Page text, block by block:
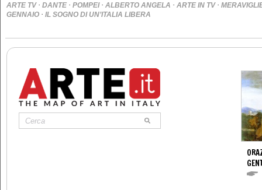
ARTE TV· DANTE · POMPEI· ALBERTO ANGELA · ARTE IN TV·
GENNAIO · IL SOGNO DI UN’ITALIA LIBERA